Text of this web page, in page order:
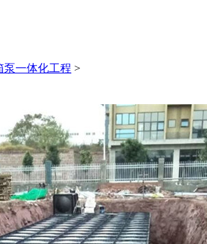
泵一体化工程 >